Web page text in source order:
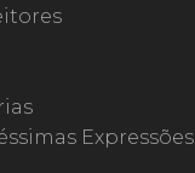
Expressões